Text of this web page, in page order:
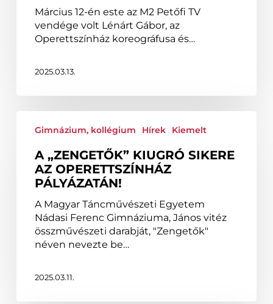
(VIDEÓ)
Március 12-én este az M2 Petőfi TV
vendége volt Lénárt Gábor, az
Operettszínház koreográfusa és…
2025.03.13.
„Zengetők”
sikere
Operettszínház
pályázatán!
Gimnázium, kollégium Hírek Kiemelt
A „ZENGETŐK” KIUGRÓ SIKERE
AZ OPERETTSZÍNHÁZ
PÁLYÁZATÁN!
A Magyar Táncművészeti Egyetem
Nádasi Ferenc Gimnáziuma, János vitéz
összművészeti darabját, "Zengetők"
néven nevezte be…
2025.03.11.